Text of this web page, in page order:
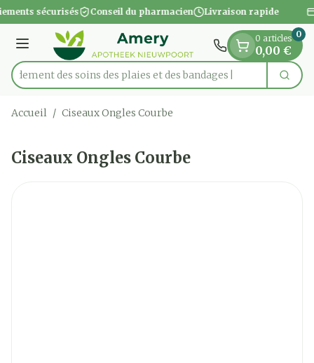
Aller au contenu
1 de 1
sécurisés Conseil du pharmacien Livraison rapide
Menu
Rechercherdes soins des plaies et des bandages
0 articles
0,00 €
0
Accueil / Ciseaux Ongles Courbe
Ciseaux Ongles Courbe